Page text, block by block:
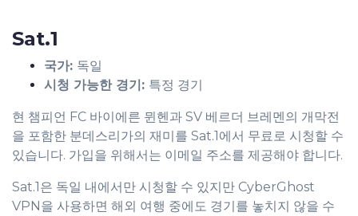
Sat.1
국가: 독일
시청 가능한 경기: 특정 경기
현 챔피언 FC 바이에른 뮌헨과 SV 베르더 브레멘의 개막전
을 포함한 분데스리가의 재미를 Sat.1에서 무료로 시청할 수
있습니다. 가입을 위해서는 이메일 주소를 제공해야 합니다.
Sat.1은 독일 내에서만 시청할 수 있지만 CyberGhost
VPN을 사용하면 해외 여행 중에도 경기를 놓치지 않을 수